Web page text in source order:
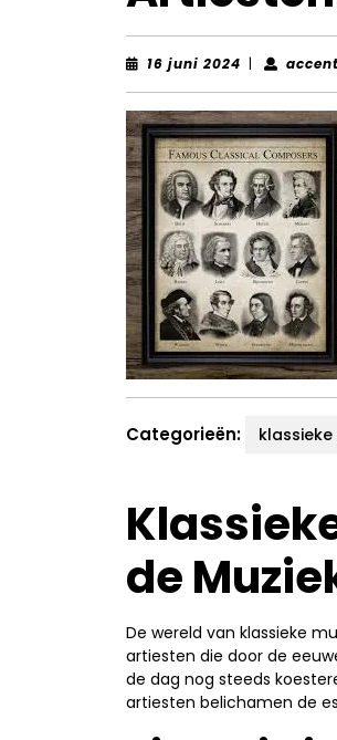
16 juni 2024 16|
Categorieën: klassieke
de
De wereld van klassieke
artiesten die door de
de dag nog steeds
artiesten belichamen de